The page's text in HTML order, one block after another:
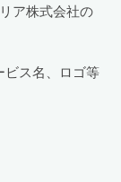
ア株式会社の
ビス名、ロゴ等